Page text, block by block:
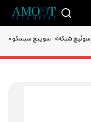
سوئیچ شبکه> سوییچ سیسکو Cisco SRW208 K9 SF 300